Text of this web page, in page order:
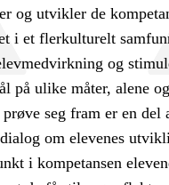
og utvikler de
i et flerkulturelt
og
på ulike måter, alene
seg fram er en del
om elevenes
i kompetansen